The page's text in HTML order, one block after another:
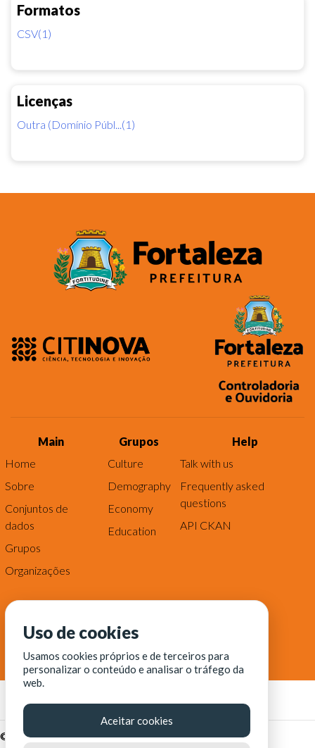
Formatos
CSV(1)
Licenças
Outra (Domínio Públ...(1)
Main
Home
Sobre
Conjuntos de
dados
Grupos
Organizações
Grupos
Culture
Demography
Economy
Education
Help
Talk with us
Frequently asked
questions
API CKAN
© Fortaleza Digital || CITINOVA - Fundação de Ciência,
Uso de cookies
Usamos cookies próprios e de terceiros para
personalizar o conteúdo e analisar o tráfego da
web.
Aceitar cookies